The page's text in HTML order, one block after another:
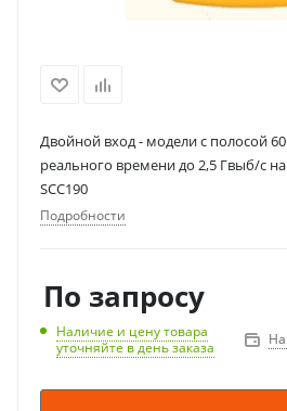
Двойной вход - модели с полосой
реального времени до 2,5 Гвыб/c
SCC190
Подробности
По запросу
Наличие и цену товара
уточняйте в день заказа